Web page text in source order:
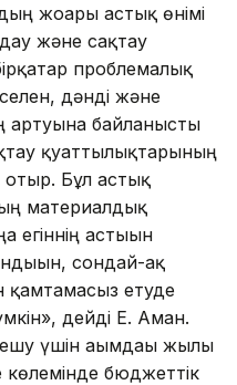
жоғары астық өнімі
және сақтау
проблемалық
дәнді және
артуына байланысты
қуаттылықтарының
отыр. Бұл астық
материалдық
астығын
сондай-ақ
қамтамасыз етуде
дейді Е. Аман.
үшін ағымдағы жылы
бюджеттік